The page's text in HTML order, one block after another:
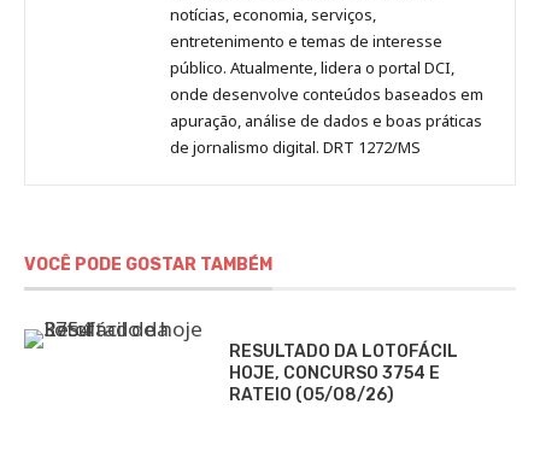
notícias, economia, serviços,
entretenimento e temas de interesse
público. Atualmente, lidera o portal DCI,
onde desenvolve conteúdos baseados em
apuração, análise de dados e boas práticas
de jornalismo digital. DRT 1272/MS
VOCÊ PODE GOSTAR TAMBÉM
RESULTADO DA LOTOFÁCIL
HOJE, CONCURSO 3754 E
RATEIO (05/08/26)